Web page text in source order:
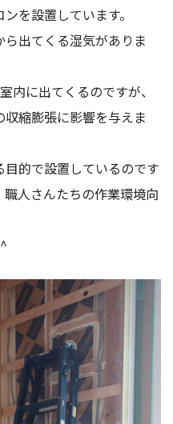
を設置しています。
出てくる湿気がありま
内に出てくるのですが、
縮膨張に影響を与えま
的で設置しているのです
人さんたちの作業環境向